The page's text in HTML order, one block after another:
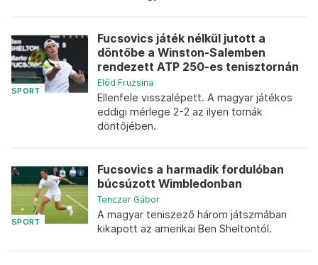
SPORT
Fucsovics játék nélkül jutott a
döntőbe a Winston-Salemben
rendezett ATP 250-es tenisztornán
Előd Fruzsina
Ellenfele visszalépett. A magyar játékos
eddigi mérlege 2-2 az ilyen tornák
döntőjében.
SPORT
Fucsovics a harmadik fordulóban
búcsúzott Wimbledonban
Tenczer Gábor
A magyar teniszező három játszmában
kikapott az amerikai Ben Sheltontól.